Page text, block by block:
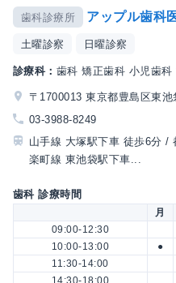
歯科診療所 アップル歯科
土曜診察 日曜診察
診療科： 歯科 矯正歯科 小児歯科
〒1700013 東京都豊島区東
03-3988-8249
山手線 大塚駅下車 徒歩6分 /
楽町線 東池袋駅下車...
歯科 診療時間
月
09:00-12:30
10:00-13:00
●
11:30-14:00
14:30-18:00